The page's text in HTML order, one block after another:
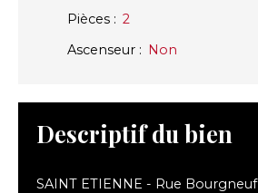
Pièces : 2
Ascenseur : Non
Descriptif du bien
SAINT ETIENNE - Rue Bourgneuf